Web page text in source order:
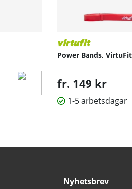
Power Bands, VirtuFit
fr. 149 kr
1-5 arbetsdagar
Nyhetsbrev